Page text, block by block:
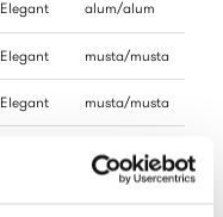
Elegant alum/alum
Elegant musta/musta
Elegant musta/musta